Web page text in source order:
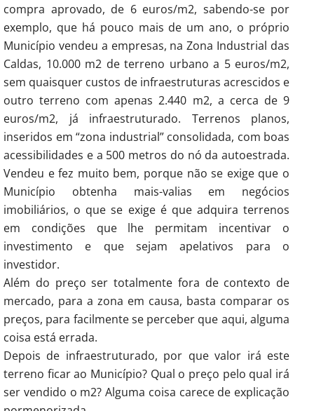
compra aprovado, de 6 euros/m2, sabendo-se por
exemplo, que há pouco mais de um ano, o próprio
Município vendeu a empresas, na Zona Industrial das
Caldas, 10.000 m2 de terreno urbano a 5 euros/m2,
sem quaisquer custos de infraestruturas acrescidos e
outro terreno com apenas 2.440 m2, a cerca de 9
euros/m2, já infraestruturado. Terrenos planos,
inseridos em “zona industrial” consolidada, com boas
acessibilidades e a 500 metros do nó da autoestrada.
Vendeu e fez muito bem, porque não se exige que o
Município obtenha mais-valias em negócios
imobiliários, o que se exige é que adquira terrenos
em condições que lhe permitam incentivar o
investimento e que sejam apelativos para o
investidor.
Além do preço ser totalmente fora de contexto de
mercado, para a zona em causa, basta comparar os
preços, para facilmente se perceber que aqui, alguma
coisa está errada.
Depois de infraestruturado, por que valor irá este
terreno ficar ao Município? Qual o preço pelo qual irá
ser vendido o m2? Alguma coisa carece de explicação